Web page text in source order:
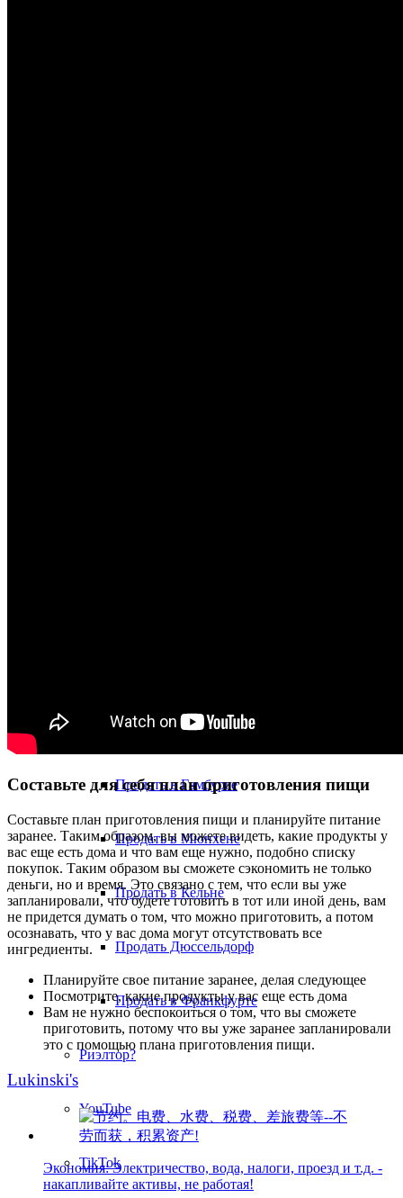
Продать в Берлине
Продать в Гамбурге
Продать в Мюнхене
Продать в Кельне
Продать Дюссельдорф
Продать в Франкфурте
Риэлтор?
YouTube
TikTok
Составьте для себя план приготовления пищи
Составьте план приготовления пищи и планируйте питание
заранее. Таким образом, вы можете видеть, какие продукты у
вас еще есть дома и что вам еще нужно, подобно списку
покупок. Таким образом вы сможете сэкономить не только
деньги, но и время. Это связано с тем, что если вы уже
запланировали, что будете готовить в тот или иной день, вам
не придется думать о том, что можно приготовить, а потом
осознавать, что у вас дома могут отсутствовать все
ингредиенты.
Планируйте свое питание заранее, делая следующее
Посмотрите, какие продукты у вас еще есть дома
Вам не нужно беспокоиться о том, что вы сможете
приготовить, потому что вы уже заранее запланировали
это с помощью плана приготовления пищи.
Lukinski's
Экономия: Электричество, вода, налоги, проезд и т.д. -
накапливайте активы, не работая!